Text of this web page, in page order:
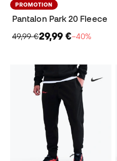
PROMOTION
Pantalon Park 20 Fleece
49,99 €29,99 €−40%